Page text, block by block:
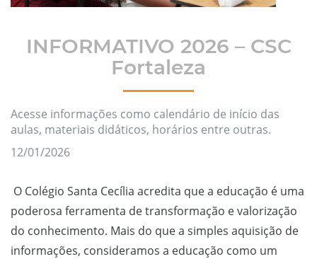
INFORMATIVO 2026 – CSC
Fortaleza
Acesse informações como calendário de início das
aulas, materiais didáticos, horários entre outras.
12/01/2026
O Colégio Santa Cecília acredita que a educação é uma
poderosa ferramenta de transformação e valorização
do conhecimento. Mais do que a simples aquisição de
informações, consideramos a educação como um